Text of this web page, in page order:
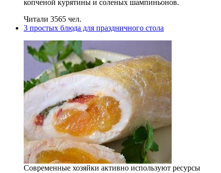
копченой курятины и соленых шампиньонов.
Читали 3565 чел.
3 простых блюда для праздничного стола
Современные хозяйки активно используют ресурсы